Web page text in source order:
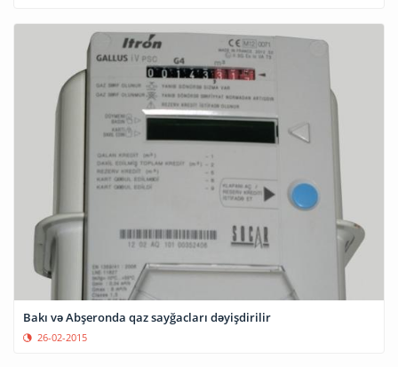
Bakı və Abşeronda qaz sayğacları dəyişdirilir
26-02-2015